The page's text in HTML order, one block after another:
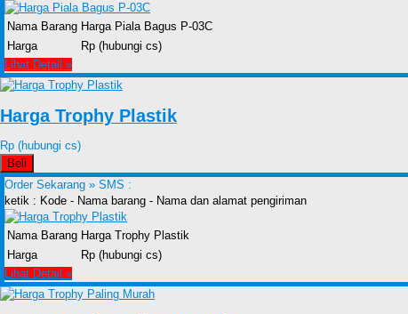
Nama Barang Harga Piala Bagus P-03C
Harga
Rp (hubungi cs)
Lihat Detail »
Harga Trophy Plastik
Rp (hubungi cs)
Beli
Order Sekarang » SMS :
ketik : Kode - Nama barang - Nama dan alamat pengiriman
Nama Barang Harga Trophy Plastik
Harga
Rp (hubungi cs)
Lihat Detail »